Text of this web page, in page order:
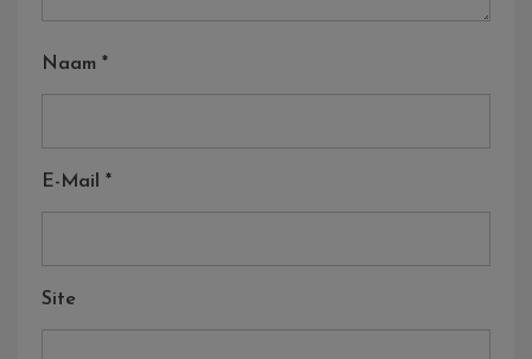
Naam *
E-Mail *
Site